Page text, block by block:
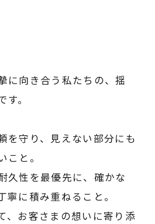
に向き合う私たちの、揺
。
を守り、見えない部分にも
と。
久性を最優先に、確かな
寧に積み重ねること。
、お客さまの想いに寄り添